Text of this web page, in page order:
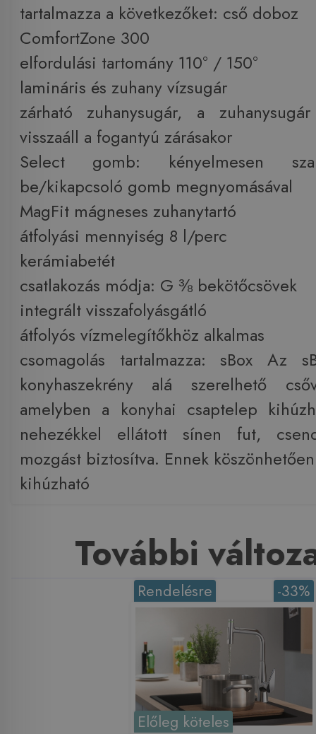
tartalmazza a következőket: cső doboz
ComfortZone 300
elfordulási tartomány 110° / 150°
lamináris és zuhany vízsugár
zárható zuhanysugár, a
visszaáll a fogantyú zárásakor
Select gomb: kényelmesen
be/kikapcsoló gomb megnyomásával
MagFit mágneses zuhanytartó
átfolyási mennyiség 8 l/perc
kerámiabetét
csatlakozás módja: G ⅜ bekötőcsövek
integrált visszafolyásgátló
átfolyós vízmelegítőkhöz alkalmas
csomagolás tartalmazza: sBox Az
konyhaszekrény alá szerelhető
amelyben a konyhai csaptelep
nehezékkel ellátott sínen fut,
mozgást biztosítva. Ennek
kihúzható
További
-33%
Rendelésre
Előleg köteles